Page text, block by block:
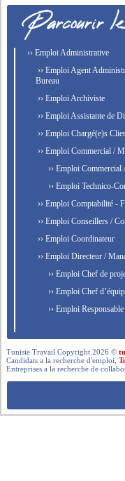
›› Emploi Administrative
›› Emploi Agent
Bureau
›› Emploi Archiviste
›› Emploi Assistante de
›› Emploi Chargé(e)s
›› Emploi Commercial /
›› Emploi
›› Emploi Technico-
›› Emploi Comptabilité -
›› Emploi Conseillers /
›› Emploi Coordinateur
›› Emploi Directeur /
›› Emploi Chef de
›› Emploi Chef
›› Emploi Responsable
Tunisie Travail Copyright 2026 ©
Candidats a la recherche d'emploi,
Entreprises a la recherche de